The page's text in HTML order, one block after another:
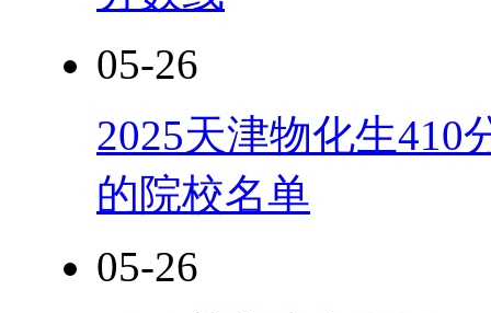
05-26
2025天津物化生410
的院校名单
05-26